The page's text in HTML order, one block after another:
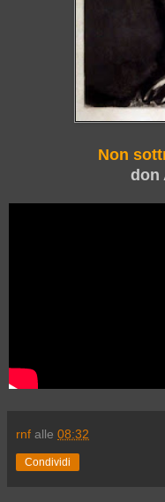
Non
don
rnf alle 08:32
Condividi